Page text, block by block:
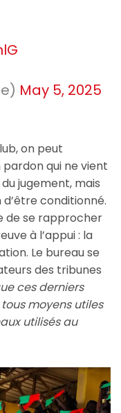
May 5, 2025
on peut
qui ne vient
jugement, mais
conditionné.
de se rapprocher
à l’appui : la
Le bureau se
des tribunes
ces derniers
moyens utiles
utilisés au